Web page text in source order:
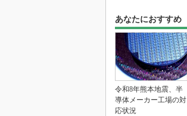
あなたにおすすめ
令和8年熊本地震、半
導体メーカー工場の対
応状況